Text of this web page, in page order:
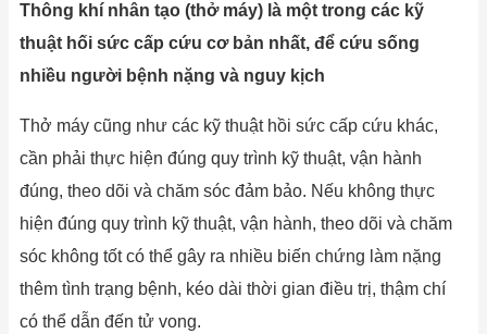
Thông khí nhân tạo (thở máy) là một trong các kỹ
thuật hối sức cấp cứu cơ bản nhất, để cứu sống
nhiều người bệnh nặng và nguy kịch
Thở máy cũng như các kỹ thuật hồi sức cấp cứu khác,
cần phải thực hiện đúng quy trình kỹ thuật, vận hành
đúng, theo dõi và chăm sóc đảm bảo. Nếu không thực
hiện đúng quy trình kỹ thuật, vận hành, theo dõi và chăm
sóc không tốt có thể gây ra nhiều biến chứng làm nặng
thêm tình trạng bệnh, kéo dài thời gian điều trị, thậm chí
có thể dẫn đến tử vong.